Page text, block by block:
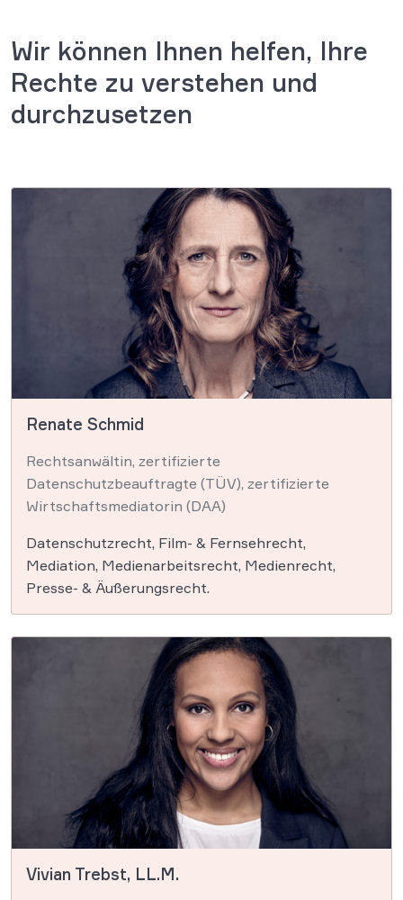
Wir können Ihnen helfen, Ihre
Rechte zu verstehen und
durchzusetzen
Renate Schmid
Rechtsanwältin, zertifizierte
Datenschutzbeauftragte (TÜV), zertifizierte
Wirtschaftsmediatorin (DAA)
Datenschutzrecht, Film- & Fernsehrecht,
Mediation, Medienarbeitsrecht, Medienrecht,
Presse- & Äußerungsrecht.
Vivian Trebst, LL.M.